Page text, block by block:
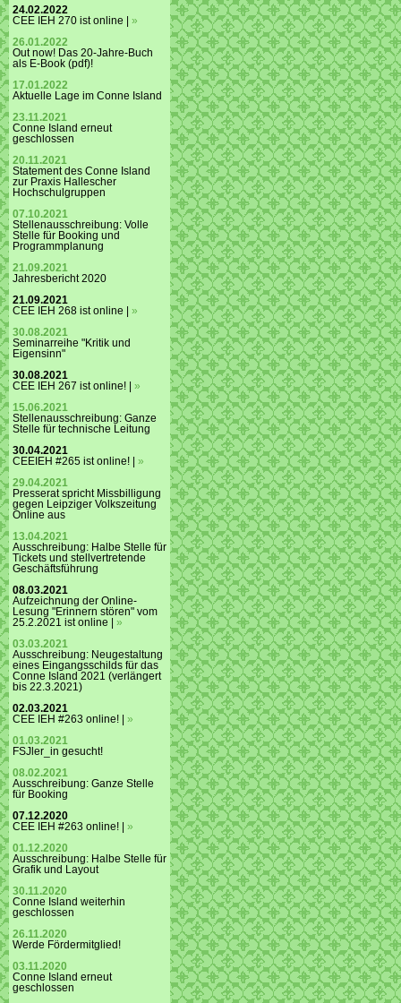
24.02.2022
CEE IEH 270 ist online | »
26.01.2022
Out now! Das 20-Jahre-Buch
als E-Book (pdf)!
17.01.2022
Aktuelle Lage im Conne Island
23.11.2021
Conne Island erneut
geschlossen
20.11.2021
Statement des Conne Island
zur Praxis Hallescher
Hochschulgruppen
07.10.2021
Stellenausschreibung: Volle
Stelle für Booking und
Programmplanung
21.09.2021
Jahresbericht 2020
21.09.2021
CEE IEH 268 ist online | »
30.08.2021
Seminarreihe "Kritik und
Eigensinn"
30.08.2021
CEE IEH 267 ist online! | »
15.06.2021
Stellenausschreibung: Ganze
Stelle für technische Leitung
30.04.2021
CEEIEH #265 ist online! | »
29.04.2021
Presserat spricht Missbilligung
gegen Leipziger Volkszeitung
Online aus
13.04.2021
Ausschreibung: Halbe Stelle für
Tickets und stellvertretende
Geschäftsführung
08.03.2021
Aufzeichnung der Online-
Lesung "Erinnern stören" vom
25.2.2021 ist online | »
03.03.2021
Ausschreibung: Neugestaltung
eines Eingangsschilds für das
Conne Island 2021 (verlängert
bis 22.3.2021)
02.03.2021
CEE IEH #263 online! | »
01.03.2021
FSJler_in gesucht!
08.02.2021
Ausschreibung: Ganze Stelle
für Booking
07.12.2020
CEE IEH #263 online! | »
01.12.2020
Ausschreibung: Halbe Stelle für
Grafik und Layout
30.11.2020
Conne Island weiterhin
geschlossen
26.11.2020
Werde Fördermitglied!
03.11.2020
Conne Island erneut
geschlossen